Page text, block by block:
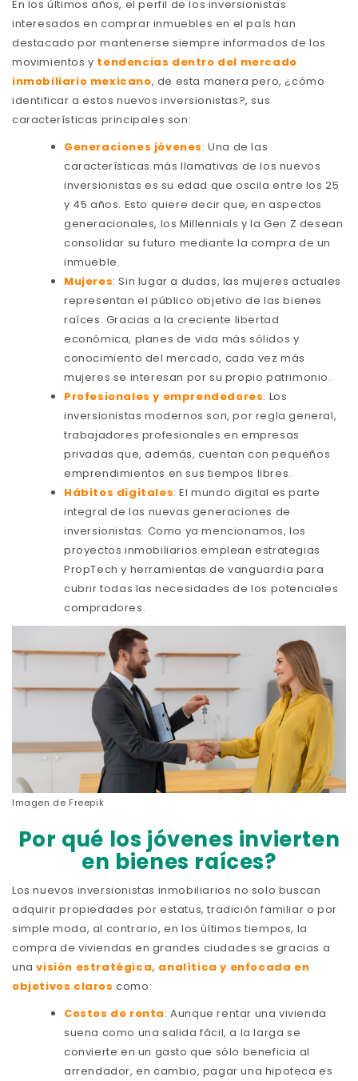
En los últimos años, el perfil de los inversionistas
interesados en comprar inmuebles en el país han
destacado por mantenerse siempre informados de los
movimientos y tendencias dentro del mercado
inmobiliario mexicano, de esta manera pero, ¿cómo
identificar a estos nuevos inversionistas?, sus
características principales son:
Generaciones jóvenes: Una de las
características más llamativas de los nuevos
inversionistas es su edad que oscila entre los 25
y 45 años. Esto quiere decir que, en aspectos
generacionales, los Millennials y la Gen Z desean
consolidar su futuro mediante la compra de un
inmueble.
Mujeres: Sin lugar a dudas, las mujeres actuales
representan el público objetivo de las bienes
raíces. Gracias a la creciente libertad
económica, planes de vida más sólidos y
conocimiento del mercado, cada vez más
mujeres se interesan por su propio patrimonio.
Profesionales y emprendedores: Los
inversionistas modernos son, por regla general,
trabajadores profesionales en empresas
privadas que, además, cuentan con pequeños
emprendimientos en sus tiempos libres.
Hábitos digitales: El mundo digital es parte
integral de las nuevas generaciones de
inversionistas. Como ya mencionamos, los
proyectos inmobiliarios emplean estrategias
PropTech y herramientas de vanguardia para
cubrir todas las necesidades de los potenciales
compradores.
Imagen de Freepik
Por qué los jóvenes invierten
en bienes raíces?
Los nuevos inversionistas inmobiliarios no solo buscan
adquirir propiedades por estatus, tradición familiar o por
simple moda, al contrario, en los últimos tiempos, la
compra de viviendas en grandes ciudades se gracias a
unavisión estratégica, analítica y enfocada en
objetivos claros como:
Costos de renta: Aunque rentar una vivienda
suena como una salida fácil, a la larga se
convierte en un gasto que sólo beneficia al
arrendador, en cambio, pagar una hipoteca es